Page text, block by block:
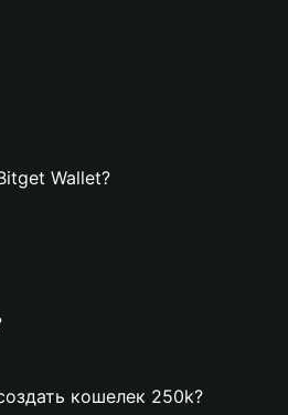
Wallet?
кошелек 250k?